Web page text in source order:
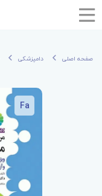
صفحه اصلی دامپزشکی
Fa